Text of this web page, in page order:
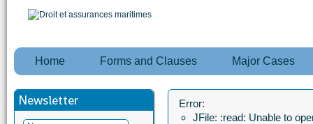
Home Forms and Clauses Major Cases
Newsletter
Error:
JFile: :read: Unable to